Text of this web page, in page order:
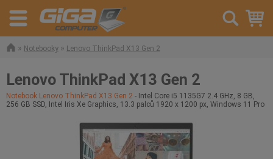
» Notebooky » Lenovo ThinkPad X13 Gen 2
Lenovo ThinkPad X13 Gen 2
Notebook Lenovo ThinkPad X13 Gen 2 - Intel Core i5 1135G7 2.4 GHz, 8 GB,
256 GB SSD, Intel Iris Xe Graphics, 13.3 palců 1920 x 1200 px, Windows 11 Pro